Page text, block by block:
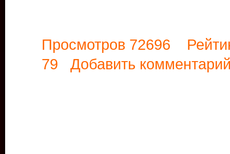
Просмотров 72696
79 Добавить